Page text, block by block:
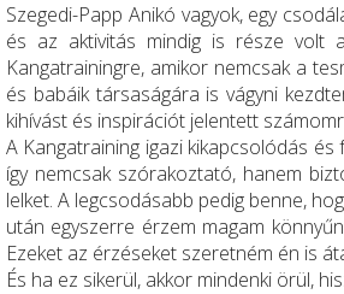
Szegedi-Papp Anikó vagyok, egy
és az aktivitás mindig is része volt
Kangatrainingre, amikor nemcsak a
és babáik társaságára is vágyni
kihívást és inspirációt jelentett
A Kangatraining igazi kikapcsolódás
így nemcsak szórakoztató, hanem
lelket. A legcsodásabb pedig benne,
után egyszerre érzem magam
Ezeket az érzéseket szeretném én is
És ha ez sikerül, akkor mindenki örül,